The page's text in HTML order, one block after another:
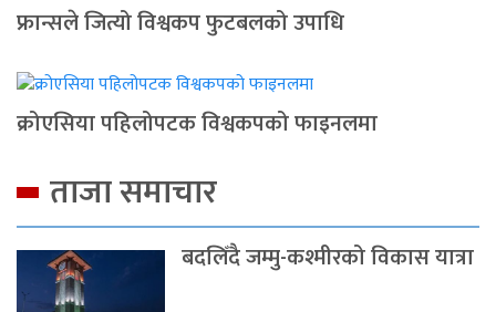
फ्रान्सले जित्यो विश्वकप फुटबलको उपाधि
क्रोएसिया पहिलोपटक विश्वकपको फाइनलमा
ताजा समाचार
बदलिँदै जम्मु-कश्मीरको विकास यात्रा